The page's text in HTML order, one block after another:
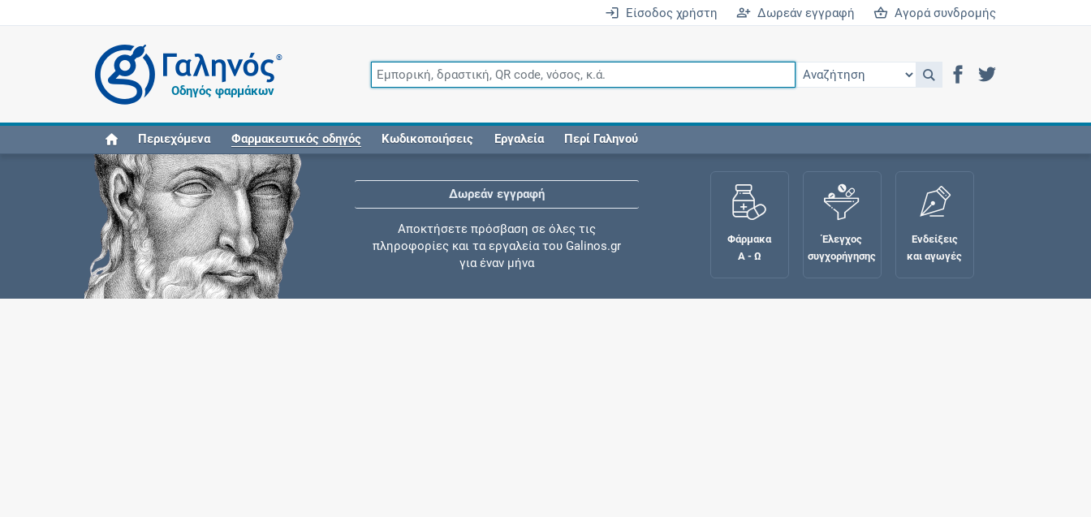
Είσοδος χρήστη Δωρεάν εγγραφή Αγορά συνδρομής
®
Οδηγός φαρμάκων
Περιεχόμενα Φαρμακευτικός οδηγός Κωδικοποιήσεις Εργαλεία Περί Γαληνού
Δωρεάν εγγραφή
Αποκτήσετε πρόσβαση σε όλες τις
πληροφορίες και τα εργαλεία του Galinos.gr
για έναν μήνα
Φάρμακα
Α - Ω
Έλεγχος
συγχορήγησης
Ενδείξεις
και αγωγές